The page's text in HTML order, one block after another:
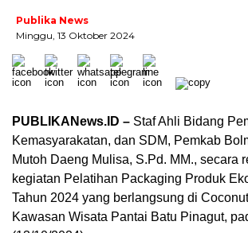
Publika News
Minggu, 13 Oktober 2024
PUBLIKANews.ID – Staf Ahli Bidang
Kemasyarakatan, dan SDM, Pemkab
Mutoh Daeng Mulisa, S.Pd. MM., secara
kegiatan Pelatihan Packaging Produk
Tahun 2024 yang berlangsung di
Kawasan Wisata Pantai Batu Pinagut,